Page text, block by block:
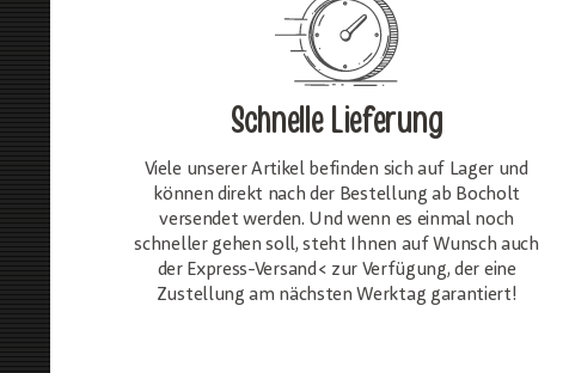
Schnelle Lieferung
Viele unserer Artikel befinden sich auf Lager und
können direkt nach der Bestellung ab Bocholt
versendet werden. Und wenn es einmal noch
schneller gehen soll, steht Ihnen auf Wunsch auch
der Express-Versand< zur Verfügung, der eine
Zustellung am nächsten Werktag garantiert!